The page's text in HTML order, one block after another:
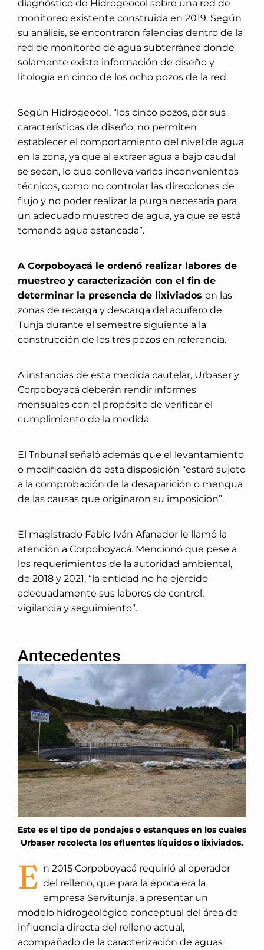
diagnóstico de Hidrogeocol sobre una red de
monitoreo existente construida en 2019. Según
su análisis, se encontraron falencias dentro de la
red de monitoreo de agua subterránea donde
solamente existe información de diseño y
litología en cinco de los ocho pozos de la red.
Según Hidrogeocol, “los cinco pozos, por sus
características de diseño, no permiten
establecer el comportamiento del nivel de agua
en la zona, ya que al extraer agua a bajo caudal
se secan, lo que conlleva varios inconvenientes
técnicos, como no controlar las direcciones de
flujo y no poder realizar la purga necesaria para
un adecuado muestreo de agua, ya que se está
tomando agua estancada”.
A Corpoboyacá le ordenó realizar labores de
muestreo y caracterización con el fin de
determinar la presencia de lixiviados en las
zonas de recarga y descarga del acuífero de
Tunja durante el semestre siguiente a la
construcción de los tres pozos en referencia.
A instancias de esta medida cautelar, Urbaser y
Corpoboyacá deberán rendir informes
mensuales con el propósito de verificar el
cumplimiento de la medida.
El Tribunal señaló además que el levantamiento
o modificación de esta disposición “estará sujeto
a la comprobación de la desaparición o mengua
de las causas que originaron su imposición”.
El magistrado Fabio Iván Afanador le llamó la
atención a Corpoboyacá. Mencionó que pese a
los requerimientos de la autoridad ambiental,
de 2018 y 2021, “la entidad no ha ejercido
adecuadamente sus labores de control,
vigilancia y seguimiento”.
Antecedentes
Este es el tipo de pondajes o estanques en los cuales
Urbaser recolecta los efluentes líquidos o lixiviados.
E n 2015 Corpoboyacá requirió al operador
del relleno, que para la época era la
empresa Servitunja, a presentar un
modelo hidrogeológico conceptual del área de
influencia directa del relleno actual,
acompañado de la caracterización de aguas